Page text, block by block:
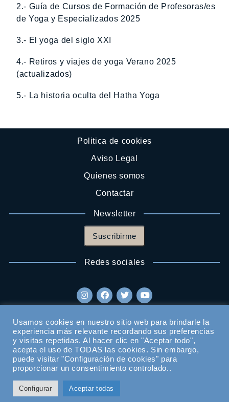
2.- Guía de Cursos de Formación de Profesoras/es
de Yoga y Especializados 2025
3.- El yoga del siglo XXI
4.- Retiros y viajes de yoga Verano 2025
(actualizados)
5.- La historia oculta del Hatha Yoga
Politica de cookies
Aviso Legal
Quienes somos
Contactar
Newsletter
Suscribirme
Redes sociales
Usamos cookies en nuestro sitio web para brindarle la
experiencia más relevante recordando sus preferencias
y visitas repetidas. Al hacer clic en "Aceptar todo",
acepta el uso de TODAS las cookies. Sin embargo,
puede visitar "Configuración de cookies" para
proporcionar un consentimiento controlado..
Configurar Aceptar todas